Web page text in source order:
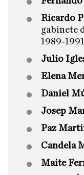
Ricardo
gabinete
1989-1991
Julio
Elena
Daniel
Josep
Paz
Candela
Maite